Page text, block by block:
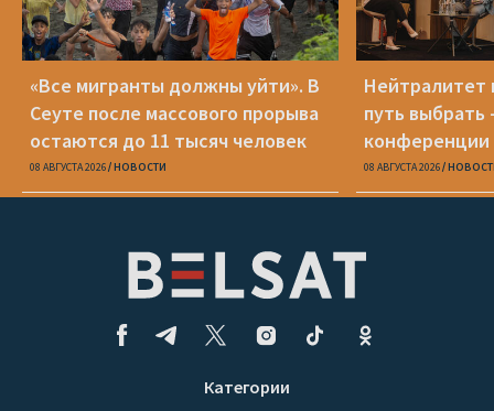
«Все мигранты должны уйти». В
Сеуте после массового прорыва
остаются до 11 тысяч человек
08 АВГУСТА 2026 НОВОСТИ
Нейтралитет
путь выбрать
конференции
08 АВГУСТА 2026
Категории